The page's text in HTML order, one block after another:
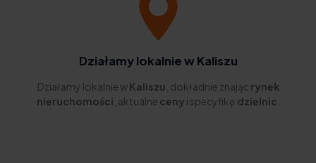
Działamy lokalnie w Kaliszu
Działamy lokalnie wKaliszu , dokładnie znając rynek
nieruchomości , aktualne ceny i specyfikę dzielnic